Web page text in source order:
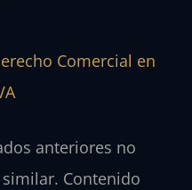
Comercial en
anteriores no
Contenido